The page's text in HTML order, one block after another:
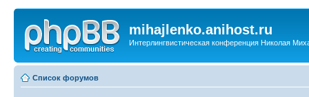
mihajlenko.anihost.ru
Интерлингвистическая конференция Николая
Список форумов